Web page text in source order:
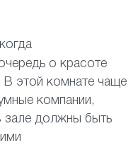
когда
о красоте
В этой комнате чаще
компании,
зале должны быть